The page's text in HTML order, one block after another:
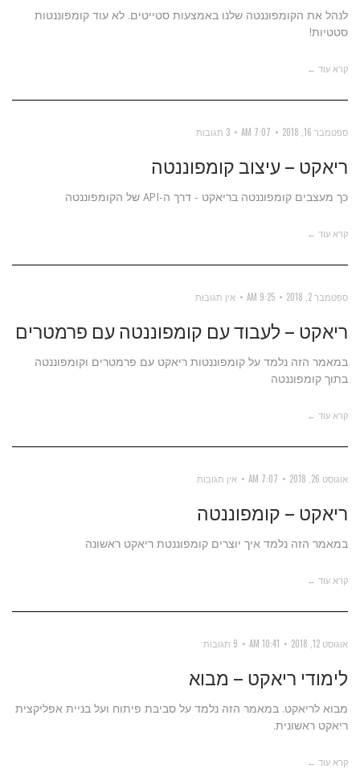
לנהל את הקומפוננטה שלנו באמצעות סטייטים. לא עוד קומפוננטות
סטטיות!
קרא עוד ←
ספטמבר 16, 2018 7:07 AM 3 תגובות
ריאקט – עיצוב קומפוננטה
כך מעצבים קומפוננטה בריאקט - דרך ה-API של הקומפוננטה
קרא עוד ←
ספטמבר 2, 2018 9:25 AM אין תגובות
ריאקט – לעבוד עם קומפוננטה עם פרמטרים
במאמר הזה נלמד על קומפוננטות ריאקט עם פרמטרים וקומפוננטה
בתוך קומפוננטה
קרא עוד ←
אוגוסט 26, 2018 7:07 AM אין תגובות
ריאקט – קומפוננטה
במאמר הזה נלמד איך יוצרים קומפוננטת ריאקט ראשונה
קרא עוד ←
אוגוסט 12, 2018 10:41 AM 9 תגובות
לימודי ריאקט – מבוא
מבוא לריאקט. במאמר הזה נלמד על סביבת פיתוח ועל בניית אפליקצית
ריאקט ראשונית.
קרא עוד ←